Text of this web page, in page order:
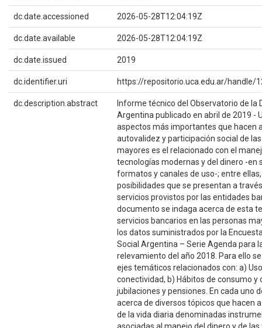
dc.date.accessioned 2026-05-28T12:04:19Z
dc.date.available 2026-05-28T12:04:19Z
dc.date.issued 2019
dc.identifier.uri https://repositorio.uca.edu.ar/handle/
dc.description.abstract
Informe técnico del Observatorio de la
Argentina publicado en abril de 2019 -
aspectos más importantes que hacen
autovalidez y participación social de
mayores es el relacionado con el
tecnologías modernas y del dinero -en
formatos y canales de uso-; entre
posibilidades que se presentan a
servicios provistos por las entidades
documento se indaga acerca de esta
servicios bancarios en las personas
los datos suministrados por la
Social Argentina – Serie Agenda para
relevamiento del año 2018. Para ello
ejes temáticos relacionados con: a)
conectividad, b) Hábitos de consumo y
jubilaciones y pensiones. En cada uno
acerca de diversos tópicos que hacen
de la vida diaria denominadas